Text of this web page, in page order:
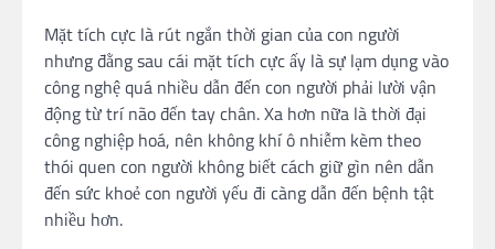
Mặt tích cực là rút ngắn thời gian của con người
nhưng đằng sau cái mặt tích cực ấy là sự lạm dụng vào
công nghệ quá nhiều dẫn đến con người phải lười vận
động từ trí não đến tay chân. Xa hơn nữa là thời đại
công nghiệp hoá, nên không khí ô nhiễm kèm theo
thói quen con người không biết cách giữ gìn nên dẫn
đến sức khoẻ con người yếu đi càng dẫn đến bệnh tật
nhiều hơn.